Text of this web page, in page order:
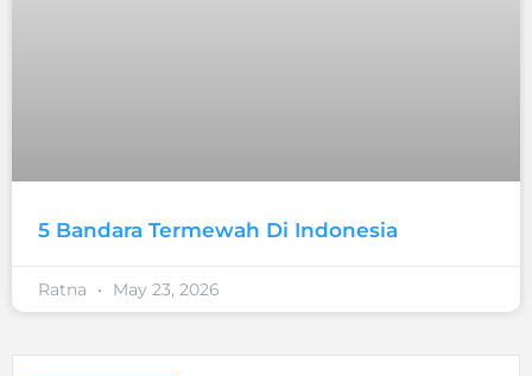
5 Bandara Termewah Di Indonesia
Ratna May 23, 2026